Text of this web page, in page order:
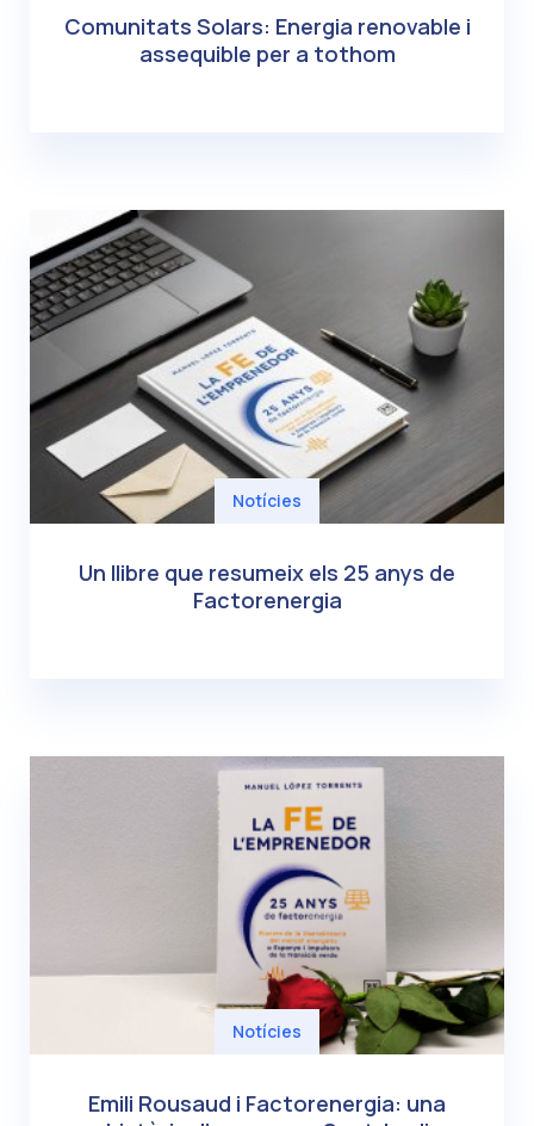
Comunitats Solars: Energia renovable i
assequible per a tothom
Notícies
Un llibre que resumeix els 25 anys de
Factorenergia
Notícies
Emili Rousaud i Factorenergia: una